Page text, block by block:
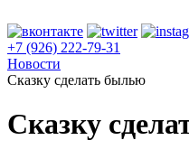
+7 (926) 222-79-31
Новости
Сказку сделать былью
Сказку